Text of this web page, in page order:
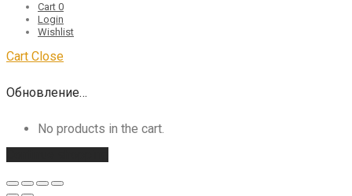
Cart 0
Login
Wishlist
Cart Close
Обновление…
No products in the cart.